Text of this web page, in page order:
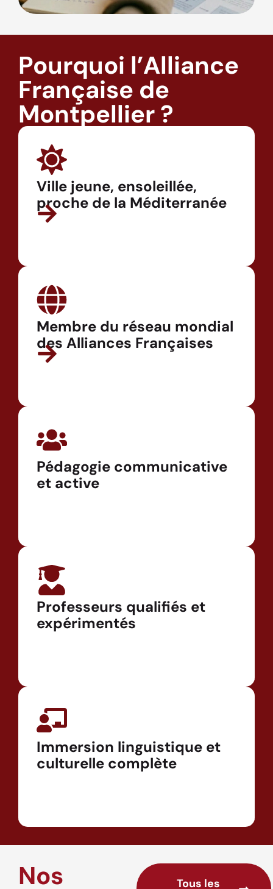
Pourquoi l’Alliance
Française de
Montpellier ?
Ville jeune, ensoleillée,
proche de la Méditerranée
Membre du réseau mondial
des Alliances Françaises
Pédagogie communicative
et active
Professeurs qualifiés et
expérimentés
Immersion linguistique et
culturelle complète
Nos Tous les